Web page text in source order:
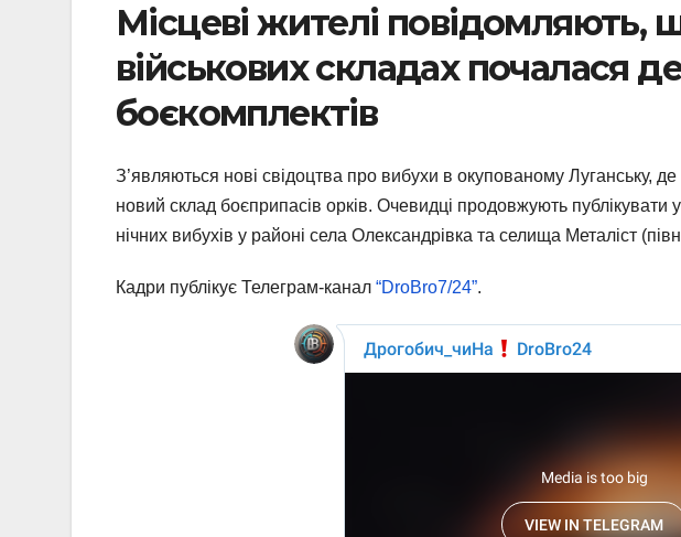
Місцеві жителі повідомляють,
військових складах почалася
боєкомплектів
З’являються нові свідоцтва про вибухи в окупованому Луганську,
новий склад боєприпасів орків. Очевидці продовжують публікувати
нічних вибухів у районі села Олександрівка та селища Металіст
Кадри публікує Телеграм-канал “DroBro7/24”.